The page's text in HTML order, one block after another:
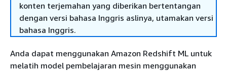
konten terjemahan yang diberikan bertentangan
dengan versi bahasa Inggris aslinya, utamakan versi
bahasa Inggris.
Anda dapat menggunakan Amazon Redshift ML untuk
melatih model pembelajaran mesin menggunakan